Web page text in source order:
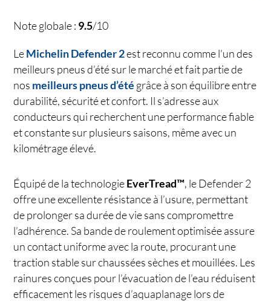
Note globale : 9.5/10
LeMichelin Defender 2est reconnu comme l’un des
meilleurs pneus d’été sur le marché et fait partie de
nos meilleurs pneus d’été grâce à son équilibre entre
durabilité, sécurité et confort. Il s’adresse aux
conducteurs qui recherchent une performance fiable
et constante sur plusieurs saisons, même avec un
kilométrage élevé.
Équipé de la technologieEverTread™, le Defender 2
offre une excellente résistance à l’usure, permettant
de prolonger sa durée de vie sans compromettre
l’adhérence. Sa bande de roulement optimisée assure
un contact uniforme avec la route, procurant une
traction stable sur chaussées sèches et mouillées. Les
rainures conçues pour l’évacuation de l’eau réduisent
efficacement les risques d’aquaplanage lors de